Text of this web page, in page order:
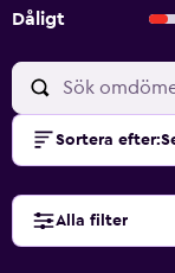
Dåligt
Sortera efter:
Alla filter